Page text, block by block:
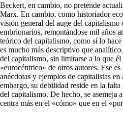
Beckert, en cambio, no pretende
Marx. En cambio, como historiador
visión general del auge del capitalismo
embrionarios, remontándose mil años
teórico del capitalismo, como sí lo
es mucho más descriptivo que
del capitalismo, sin limitarse a lo que
«eurocéntrico» de otros autores. Ese
anécdotas y ejemplos de capitalistas
embargo, su debilidad reside en la
del capitalismo. De hecho, se asemeja
centra más en el «cómo» que en el